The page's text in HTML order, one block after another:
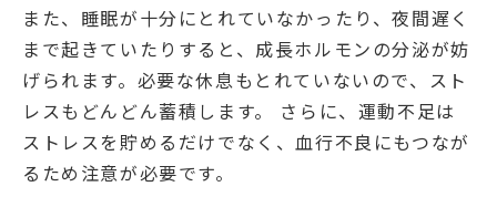
また、睡眠が十分にとれていなかったり、夜間遅く
まで起きていたりすると、成長ホルモンの分泌が妨
げられます。必要な休息もとれていないので、スト
レスもどんどん蓄積します。 さらに、運動不足は
ストレスを貯めるだけでなく、血行不良にもつなが
るため注意が必要です。